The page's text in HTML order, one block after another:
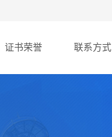
证书荣誉 联系方式